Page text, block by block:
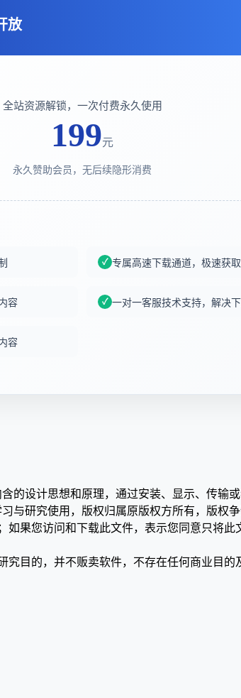
放
全站资源解锁，一次付费永久使用
199元
永久赞助会员，无后续隐形消费
专属高速下载通道，极速获
容 一对一客服技术支持，解决
容
的设计思想和原理，通过安装、显示、传输
与研究使用，版权归属原版权方所有，版权
果您访问和下载此文件，表示您同意只将
目的，并不贩卖软件，不存在任何商业目